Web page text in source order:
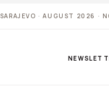
SARAJEVO · AUGUST 2026 ·